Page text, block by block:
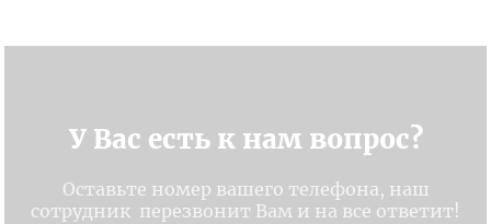
У Вас есть к нам вопрос?
Оставьте номер вашего телефона, наш
сотрудник перезвонит Вам и на все ответит!